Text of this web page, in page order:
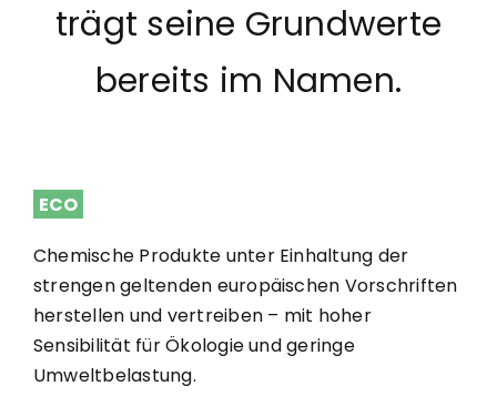
trägt seine Grundwerte
bereits im Namen.
ECO
Chemische Produkte unter Einhaltung der
strengen geltenden europäischen Vorschriften
herstellen und vertreiben – mit hoher
Sensibilität für Ökologie und geringe
Umweltbelastung.